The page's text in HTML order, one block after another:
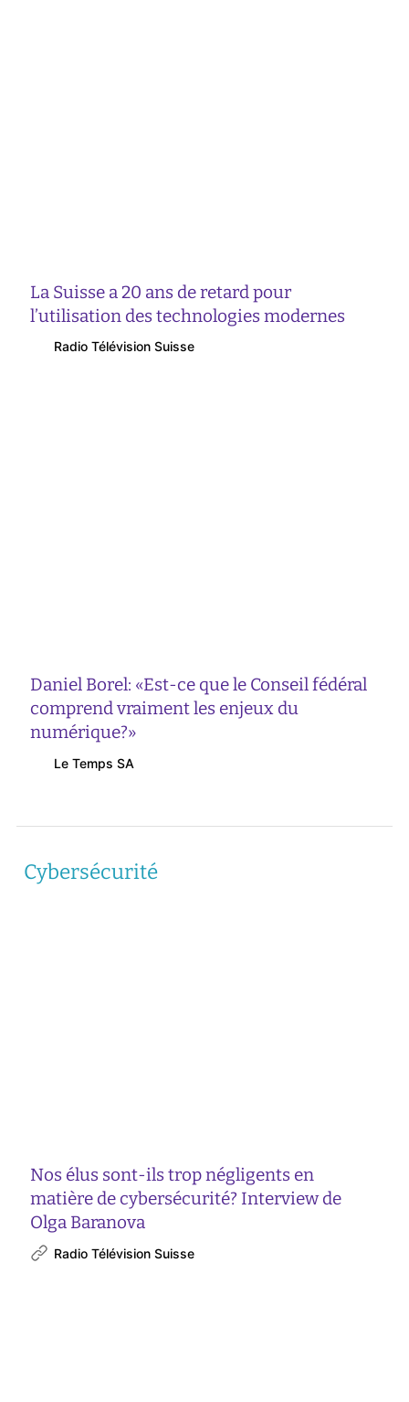
La Suisse a 20 ans de retard pour
l’utilisation des technologies modernes
Radio Télévision Suisse
Daniel Borel: «Est-ce que le Conseil fédéral
comprend vraiment les enjeux du
numérique?»
Le Temps SA
Cybersécurité
Nos élus sont-ils trop négligents en
matière de cybersécurité? Interview de
Olga Baranova
Radio Télévision Suisse